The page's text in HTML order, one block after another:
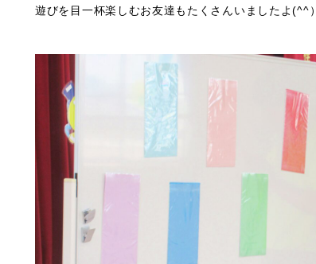
遊びを目一杯楽しむお友達もたくさんいましたよ(^^）